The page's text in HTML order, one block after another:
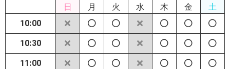
日
月
火
水
木
金
土
10:00
10:30
11:00